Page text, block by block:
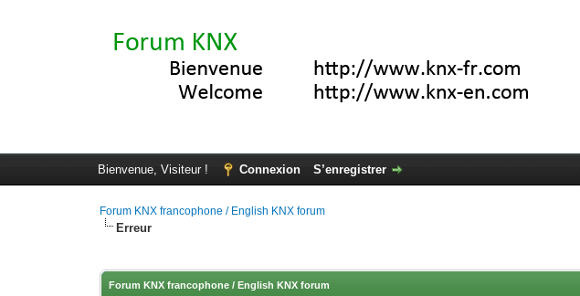
Bienvenue, Visiteur ! Connexion S’enregistrer
Forum KNX francophone / English KNX forum
Erreur
Forum KNX francophone / English KNX forum